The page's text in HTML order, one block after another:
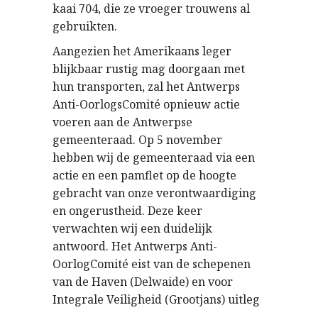
kaai 704, die ze vroeger trouwens al
gebruikten.
Aangezien het Amerikaans leger
blijkbaar rustig mag doorgaan met
hun transporten, zal het Antwerps
Anti-OorlogsComité opnieuw actie
voeren aan de Antwerpse
gemeenteraad. Op 5 november
hebben wij de gemeenteraad via een
actie en een pamflet op de hoogte
gebracht van onze verontwaardiging
en ongerustheid. Deze keer
verwachten wij een duidelijk
antwoord. Het Antwerps Anti-
OorlogComité eist van de schepenen
van de Haven (Delwaide) en voor
Integrale Veiligheid (Grootjans) uitleg